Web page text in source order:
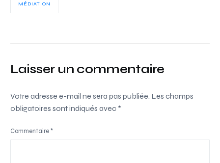
MÉDIATION
Laisser un commentaire
Votre adresse e-mail ne sera pas publiée. Les champs
obligatoires sont indiqués avec *
Commentaire*